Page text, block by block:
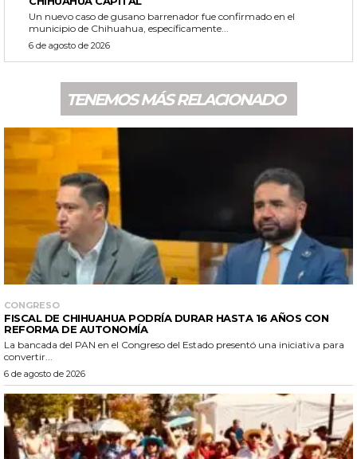
Un nuevo caso de gusano barrenador fue confirmado en el
municipio de Chihuahua, específicamente...
6 de agosto de 2026
TENEMOS MÁS RELACIONADO
CONGRESO
FISCAL DE CHIHUAHUA PODRÍA DURAR HASTA 16 AÑOS CON
REFORMA DE AUTONOMÍA
La bancada del PAN en el Congreso del Estado presentó una iniciativa para
convertir...
6 de agosto de 2026